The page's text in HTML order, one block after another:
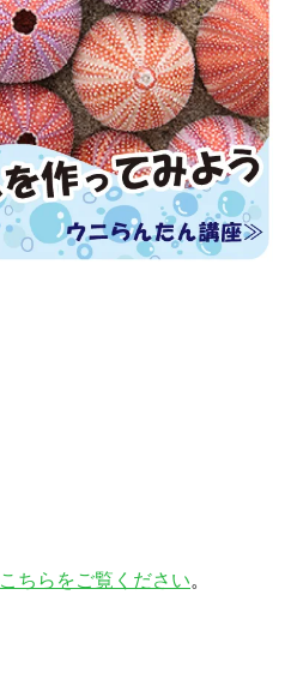
こちらをご覧ください。